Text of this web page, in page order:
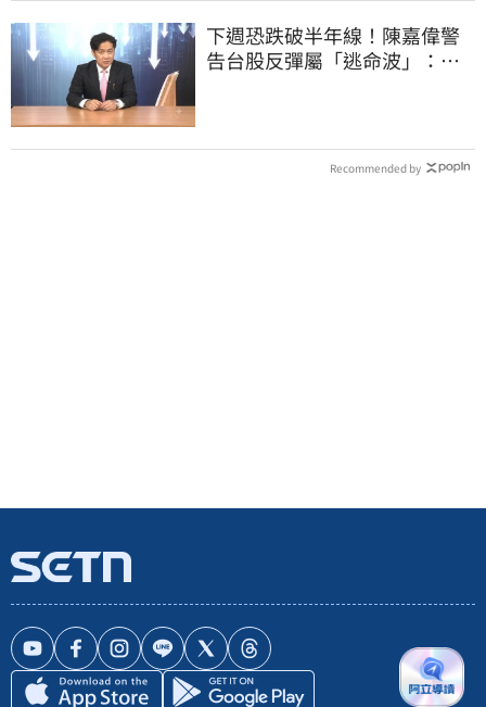
下週恐跌破半年線！陳嘉偉警
告台股反彈屬「逃命波」：空
Recommended by